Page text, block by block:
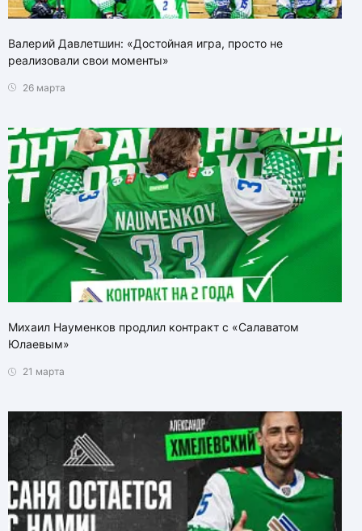
Валерий Давлетшин: «Достойная игра, просто не
реализовали свои моменты»
26 марта
Михаил Науменков продлил контракт с «Салаватом
Юлаевым»
21 марта